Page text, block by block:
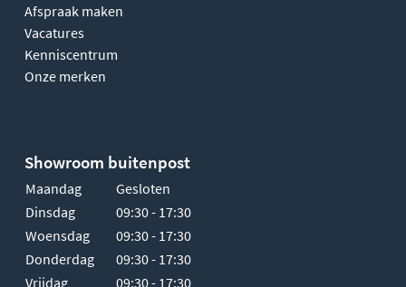
Afspraak maken
Vacatures
Kenniscentrum
Onze merken
Showroom buitenpost
Maandag
Gesloten
Dinsdag
09:30 - 17:30
Woensdag
09:30 - 17:30
Donderdag
09:30 - 17:30
Vrijdag
09:30 - 17:30